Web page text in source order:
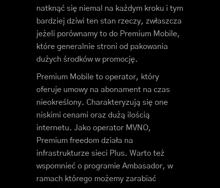
natknąć się niemal na każdym kroku i tym
bardziej dziwi ten stan rzeczy, zwłaszcza
jeżeli porównamy to do Premium Mobile,
które generalnie stroni od pakowania
dużych środków w promocję.
Premium Mobile to operator, który
oferuje umowy na abonament na czas
nieokreślony. Charakteryzują się one
niskimi cenami oraz dużą ilością
internetu. Jako operator MVNO,
Premium freedom działa na
infrastrukturze sieci Plus. Warto też
wspomnieć o programie Ambasador, w
ramach którego możemy zarabiać